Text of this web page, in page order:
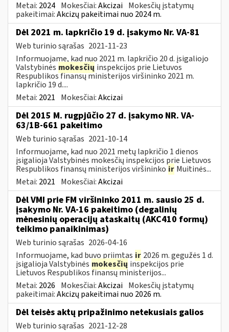
Metai: 2024 Mokesčiai:Akcizai Mokesčių įstatymų
pakeitimai:Akcizų pakeitimai nuo 2024 m.
Dėl 2021 m. lapkričio 19 d. įsakymo Nr. VA-81
Web turinio sąrašas 2021-11-23
Informuojame, kad nuo 2021 m. lapkričio 20 d. įsigaliojo
Valstybinės mokesčių inspekcijos prie Lietuvos
Respublikos finansų ministerijos viršininko 2021 m.
lapkričio 19 d....
Metai: 2021 Mokesčiai:Akcizai
Dėl 2015 M. rugpjūčio 27 d. įsakymo NR. VA-
63/1B-661 pakeitimo
Web turinio sąrašas 2021-10-14
Informuojame, kad nuo 2021 metų lapkričio 1 dienos
įsigalioja Valstybinės mokesčių inspekcijos prie Lietuvos
Respublikos finansų ministerijos viršininko ir Muitinės...
Metai: 2021 Mokesčiai:Akcizai
Dėl VMI prie FM viršininko 2011 m. sausio 25 d.
įsakymo Nr. VA-16 pakeitimo (degalinių
mėnesinių operacijų ataskaitų (AKC410 formų)
teikimo panaikinimas)
Web turinio sąrašas 2026-04-16
Informuojame, kad buvo priimtas ir 2026 m. gegužės 1 d.
įsigalioja Valstybinės mokesčių inspekcijos prie
Lietuvos Respublikos finansų ministerijos...
Metai: 2026 Mokesčiai:Akcizai Mokesčių įstatymų
pakeitimai:Akcizų pakeitimai nuo 2026 m.
Dėl teisės aktų pripažinimo netekusiais galios
Web turinio sąrašas 2021-12-28